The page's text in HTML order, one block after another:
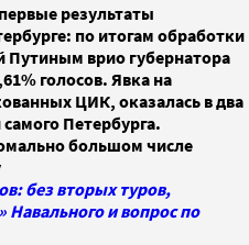
результаты
по итогам обработки
Путиным врио губернатора
голосов. Явка на
ЦИК, оказалась в два
Петербурга.
большом числе
без вторых туров,
Навального и вопрос по